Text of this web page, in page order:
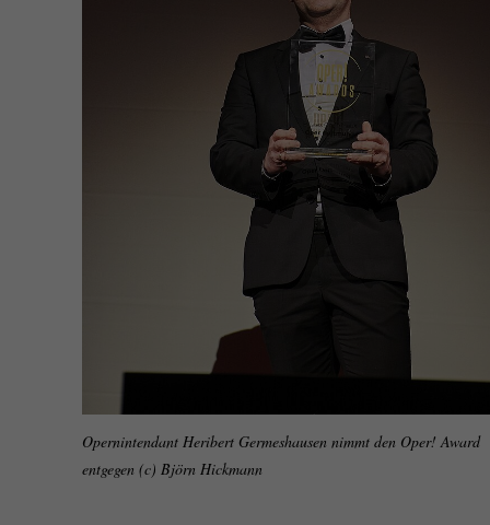
Opernintendant Heribert Germeshausen nimmt den Oper! Award
entgegen (c) Björn Hickmann